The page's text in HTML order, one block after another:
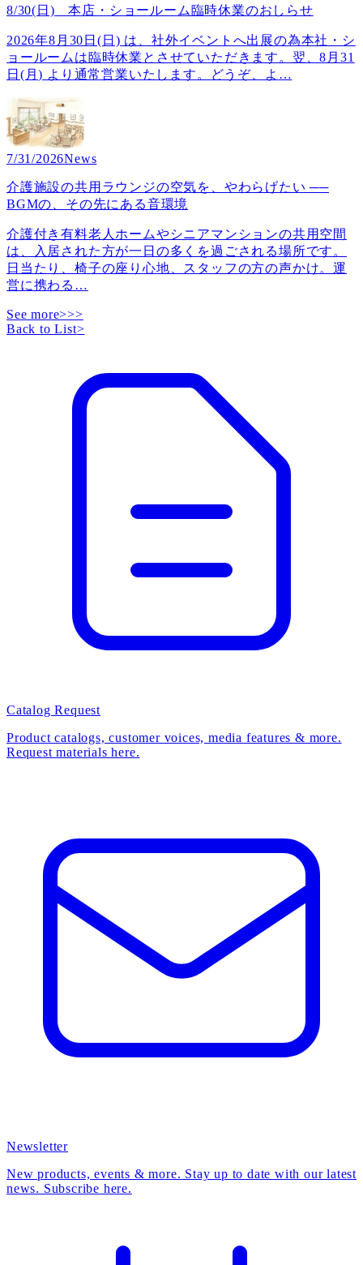
8/30(日) 本店・ショールーム臨時休業のおしらせ
2026年8月30日(日) は、社外イベントへ出展の為本社・シ
ョールームは臨時休業とさせていただきます。翌、8月31
日(月) より通常営業いたします。どうぞ、よ …
7/31/2026News
介護施設の共用ラウンジの空気を、やわらげたい ──
BGMの、その先にある音環境
介護付き有料老人ホームやシニアマンションの共用空間
は、入居された方が一日の多くを過ごされる場所です。
日当たり、椅子の座り心地、スタッフの方の声かけ。運
営に携わる …
See more>>>
Back to List>
Catalog Request
Product catalogs, customer voices, media features & more.
Request materials here.
Newsletter
New products, events & more. Stay up to date with our latest
news. Subscribe here.